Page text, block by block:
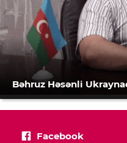
Bəhruz Həsənli
Facebook